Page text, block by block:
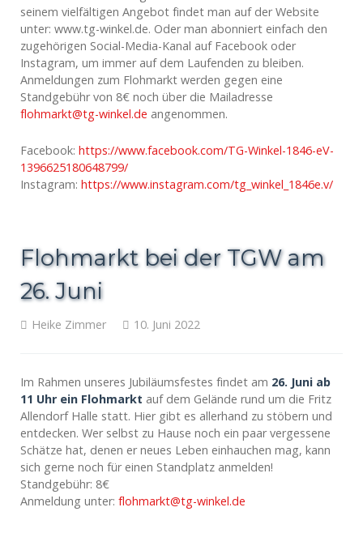
seinem vielfältigen Angebot findet man auf der Website
unter: www.tg-winkel.de. Oder man abonniert einfach den
zugehörigen Social-Media-Kanal auf Facebook oder
Instagram, um immer auf dem Laufenden zu bleiben.
Anmeldungen zum Flohmarkt werden gegen eine
Standgebühr von 8€ noch über die Mailadresse
flohmarkt@tg-winkel.de angenommen.
Facebook: https://www.facebook.com/TG-Winkel-1846-eV-
1396625180648799/
Instagram: https://www.instagram.com/tg_winkel_1846e.v/
Flohmarkt bei der TGW am
26. Juni
Heike Zimmer 10. Juni 2022
Im Rahmen unseres Jubiläumsfestes findet am 26. Juni ab
11 Uhr ein Flohmarkt auf dem Gelände rund um die Fritz
Allendorf Halle statt. Hier gibt es allerhand zu stöbern und
entdecken. Wer selbst zu Hause noch ein paar vergessene
Schätze hat, denen er neues Leben einhauchen mag, kann
sich gerne noch für einen Standplatz anmelden!
Standgebühr: 8€
Anmeldung unter: flohmarkt@tg-winkel.de